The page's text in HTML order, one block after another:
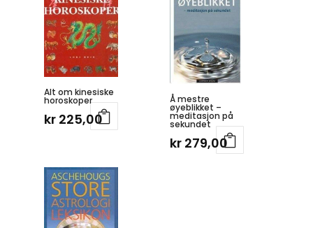
Alt om kinesiske
horoskoper
kr225,00
Å mestre
øyeblikket –
meditasjon på
sekundet
kr 279,00